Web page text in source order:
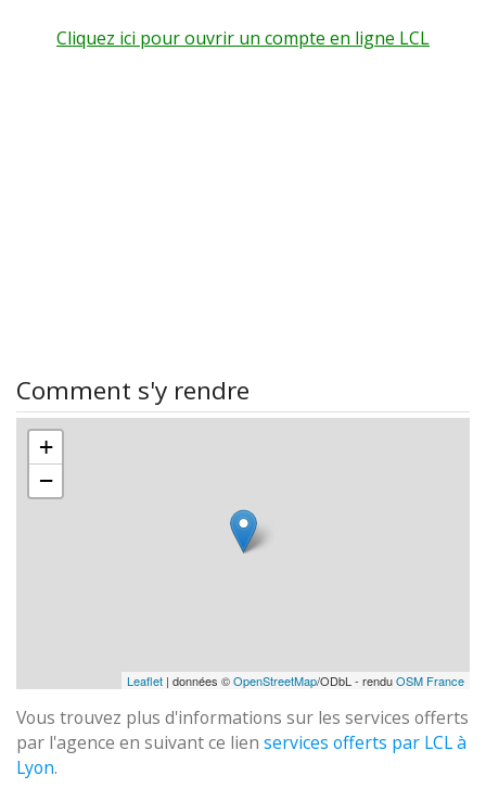
Cliquez ici pour ouvrir un compte en ligne LCL
Comment s'y rendre
+
−
Leaflet | données ©OpenStreetMap/ODbL - renduOSM France
Vous trouvez plus d'informations sur les services offerts
par l'agence en suivant ce lien services offerts par LCL à
Lyon.